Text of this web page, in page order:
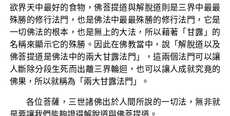
欲界天中最好的食物，佛菩提道與解脫道則是三界中最最
殊勝的修行法門，也是佛法中最最殊勝的修行法門，它是
一切佛法的根本，也是無上的大法，所以藉著「甘露」的
名稱來顯示它的殊勝。因此在佛教當中，說「解脫道以及
佛菩提道是佛法中的兩大甘露法門」，這兩個法門可以讓
人斷除分段生死而出離三界輪迴，也可以讓人成就究竟的
佛果，所以就稱為「兩大甘露法門」。
各位菩薩，三世諸佛出於人間所說的一切法，無非就
是要讓我們能夠證得解脫道與佛菩提道。